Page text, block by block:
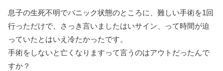
息子の生死不明でパニック状態のところに、難しい手術を1回
行っただけで、さっき言いましたはいサイン、って時間が迫
っていたとはいえ冷たかったです。
手術をしないと亡くなりますって言うのはアウトだったんで
すか？